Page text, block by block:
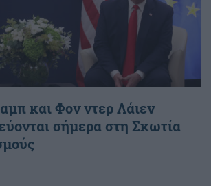
και Φον ντερ Λάιεν
σήμερα στη Σκωτία